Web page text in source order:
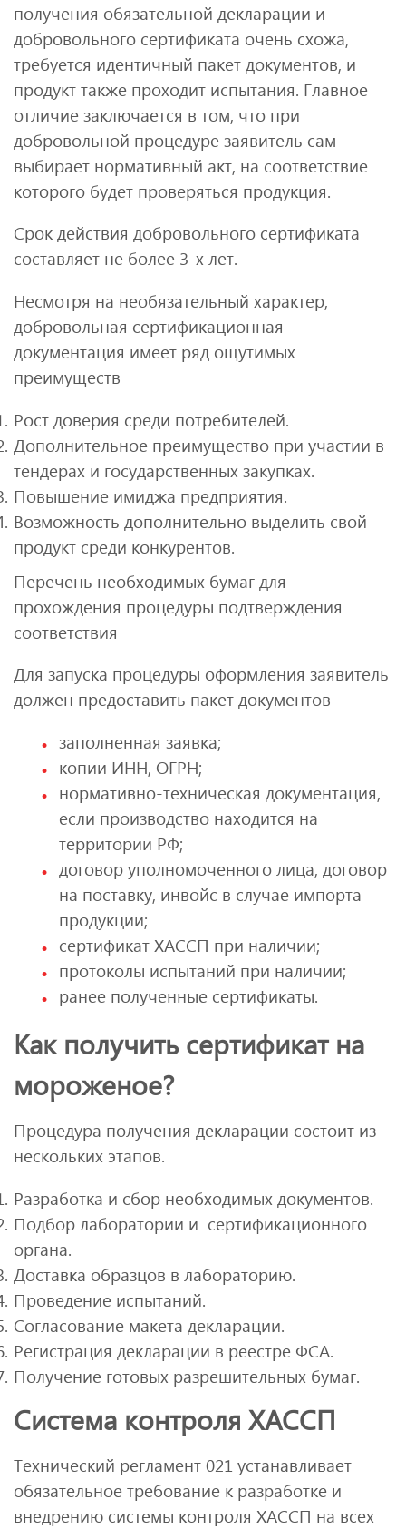
получения обязательной декларации и
добровольного сертификата очень схожа,
требуется идентичный пакет документов, и
продукт также проходит испытания. Главное
отличие заключается в том, что при
добровольной процедуре заявитель сам
выбирает нормативный акт, на соответствие
которого будет проверяться продукция.
Срок действия добровольного сертификата
составляет не более 3-х лет.
Несмотря на необязательный характер,
добровольная сертификационная
документация имеет ряд ощутимых
преимуществ
Рост доверия среди потребителей.
Дополнительное преимущество при участии в
тендерах и государственных закупках.
Повышение имиджа предприятия.
Возможность дополнительно выделить свой
продукт среди конкурентов.
Перечень необходимых бумаг для
прохождения процедуры подтверждения
соответствия
Для запуска процедуры оформления заявитель
должен предоставить пакет документов
заполненная заявка;
копии ИНН, ОГРН;
нормативно-техническая документация,
если производство находится на
территории РФ;
договор уполномоченного лица, договор
на поставку, инвойс в случае импорта
продукции;
сертификат ХАССП при наличии;
протоколы испытаний при наличии;
ранее полученные сертификаты.
Как получить сертификат на
мороженое?
Процедура получения декларации состоит из
нескольких этапов.
Разработка и сбор необходимых документов.
Подбор лаборатории и сертификационного
органа.
Доставка образцов в лабораторию.
Проведение испытаний.
Согласование макета декларации.
Регистрация декларации в реестре ФСА.
Получение готовых разрешительных бумаг.
Система контроля ХАССП
Технический регламент 021 устанавливает
обязательное требование к разработке и
внедрению системы контроля ХАССП на всех